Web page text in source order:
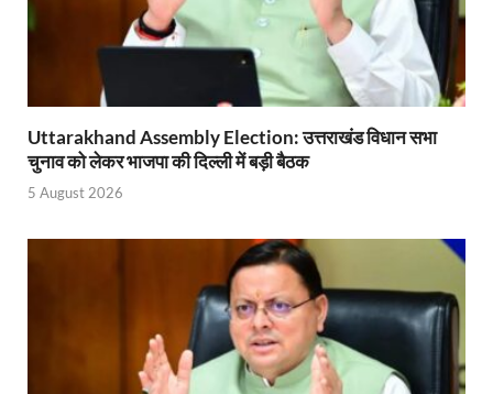
AI Start-Ups: प्रधानमंत्री ने भारतीय एआई स्टार्टअप्स के
Hindi Salahkar Samiti: विधि एवं न्याय मंत्रालय विधायी
Gram Panchayat Adhar: ग्राम पंचायतों में भी बनेगा
Demand for Review of FRK Policy: ऍफ़आरके नीति
Ram Mandir Control Room: राम मंदिर की सुरक्षा
CM Dhami Meeting With Nitin Gadkari: बैठक में
Kalyan Singh Jayanti: अपने नाम को उत्तर प्रदेश के
Uttarakhand Assembly Election: उत्तराखंड विधान सभा
चुनाव को लेकर भाजपा की दिल्ली में बड़ी बैठक
5 August 2026